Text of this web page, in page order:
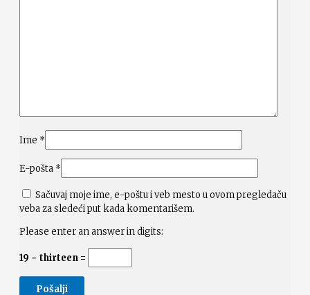
Ime *
E-pošta *
Sačuvaj moje ime, e-poštu i veb mesto u ovom pregledaču
veba za sledeći put kada komentarišem.
Please enter an answer in digits:
19 − thirteen =